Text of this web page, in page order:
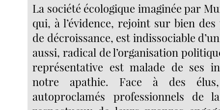
La société écologique imaginée par
qui, à l’évidence, rejoint sur bien
de décroissance, est indissociable
aussi, radical de l’organisation
représentative est malade de ses
notre apathie. Face à des
autoproclamés professionnels de